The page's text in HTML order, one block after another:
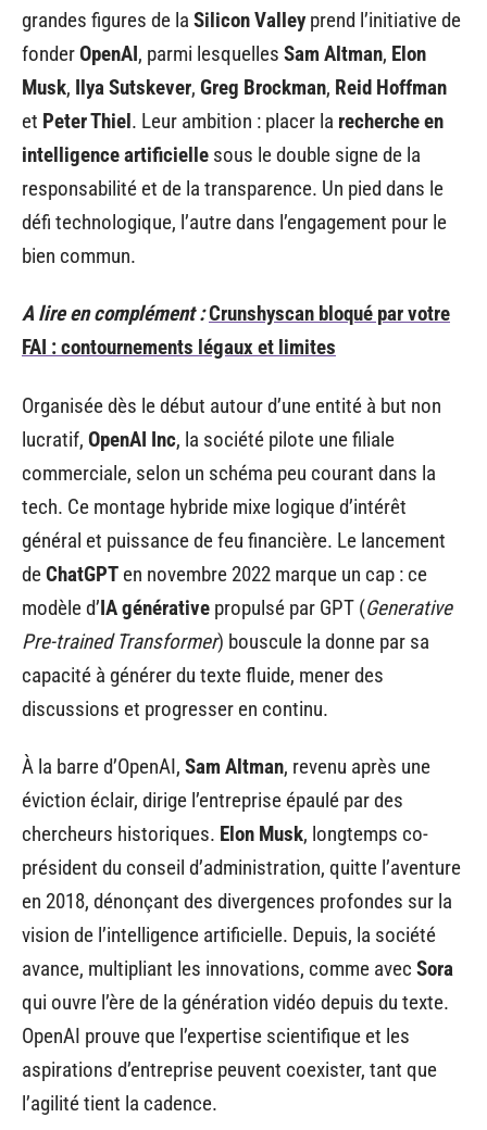
grandes figures de la Silicon Valleyprend l’initiative de
fonderOpenAI, parmi lesquelles Sam Altman, Elon
Musk, Ilya Sutskever, Greg Brockman, Reid Hoffman
et Peter Thiel. Leur ambition : placer la recherche en
intelligence artificielle sous le double signe de la
responsabilité et de la transparence. Un pied dans le
défi technologique, l’autre dans l’engagement pour le
bien commun.
A lire en complément :Crunshyscan bloqué par votre
FAI : contournements légaux et limites
Organisée dès le début autour d’une entité à but non
lucratif, OpenAI Inc, la société pilote une filiale
commerciale, selon un schéma peu courant dans la
tech. Ce montage hybride mixe logique d’intérêt
général et puissance de feu financière. Le lancement
deChatGPT en novembre 2022 marque un cap : ce
modèle d’IA générative propulsé par GPT (Generative
Pre-trained Transformer) bouscule la donne par sa
capacité à générer du texte fluide, mener des
discussions et progresser en continu.
À la barre d’OpenAI, Sam Altman, revenu après une
éviction éclair, dirige l’entreprise épaulé par des
chercheurs historiques. Elon Musk, longtemps co-
président du conseil d’administration, quitte l’aventure
en 2018, dénonçant des divergences profondes sur la
vision de l’intelligence artificielle. Depuis, la société
avance, multipliant les innovations, comme avec Sora
qui ouvre l’ère de la génération vidéo depuis du texte.
OpenAI prouve que l’expertise scientifique et les
aspirations d’entreprise peuvent coexister, tant que
l’agilité tient la cadence.